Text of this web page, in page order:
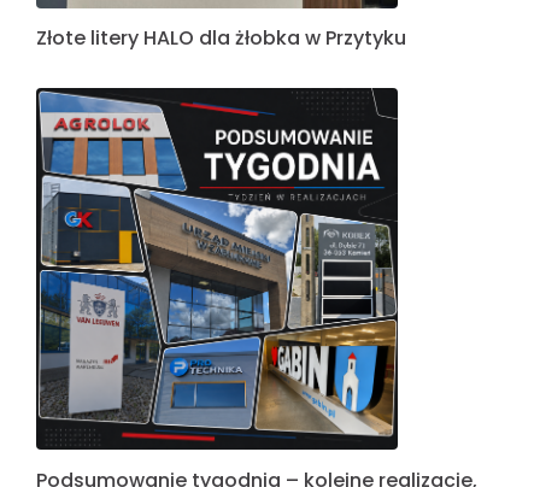
Złote litery HALO dla żłobka w Przytyku
Podsumowanie tygodnia – kolejne realizacje,